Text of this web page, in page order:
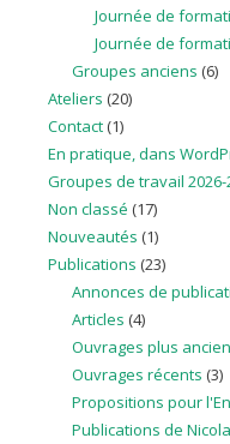
Journée de
Journée de
Groupes anciens (6)
Ateliers (20)
Contact (1)
En pratique, dans
Groupes de travail 2026-
Non classé (17)
Nouveautés (1)
Publications (23)
Annonces de
Articles (4)
Ouvrages plus
Ouvrages récents (3)
Propositions pour
Publications de